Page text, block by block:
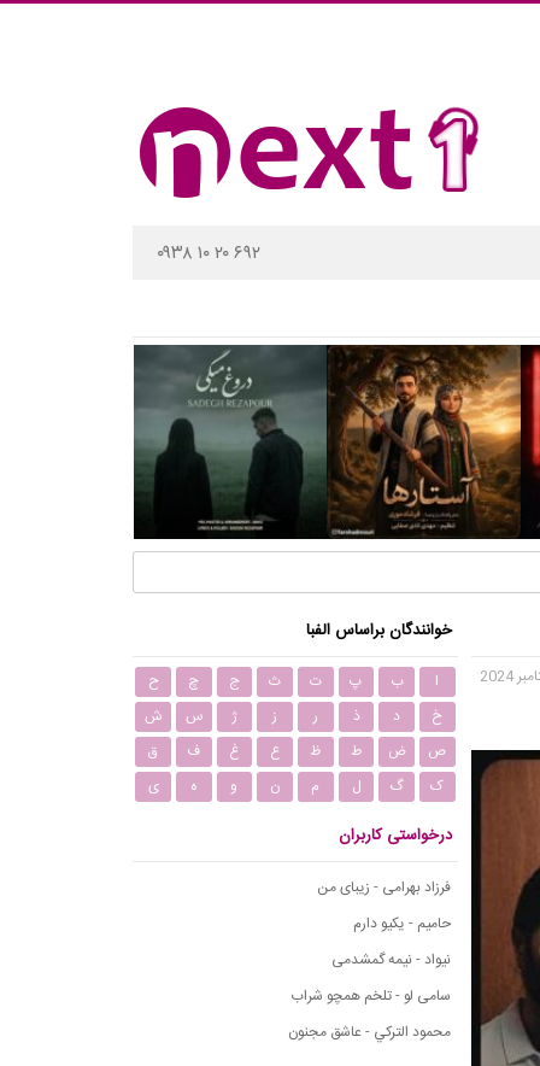
۰۹۳۸ ۱۰ ۲۰ ۶۹۲
خوانندگان براساس الفبا
ا ب پ ت ث ج چ
ح
خ
د ذ ر ز ژ س
ش
ص
ض ط ظ ع غ ف
ق
ک
گ ل م ن و ه ی
درخواستی کاربران
فرزاد بهرامی - زیبای من
حامیم - یکیو دارم
نیواد - نیمه گمشدمی
سامی لو - تلخم همچو شراب
محمود التركي - عاشق مجنون